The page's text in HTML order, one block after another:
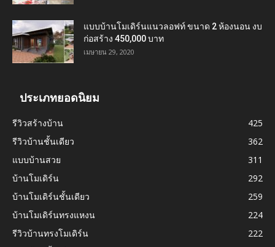
แบบบ้านโมเดิร์นแนวลอฟท์ ขนาด 2 ห้องนอน งบ
ก่อสร้าง 450,000 บาท
เมษายน 29, 2020
ประเภทยอดนิยม
รีวิวสร้างบ้าน
425
รีวิวบ้านชั้นเดียว
362
แบบบ้านสวย
311
บ้านโมเดิร์น
292
บ้านโมเดิร์นชั้นเดียว
259
บ้านโมเดิร์นทรงแหงน
224
รีวิวบ้านทรงโมเดิร์น
222